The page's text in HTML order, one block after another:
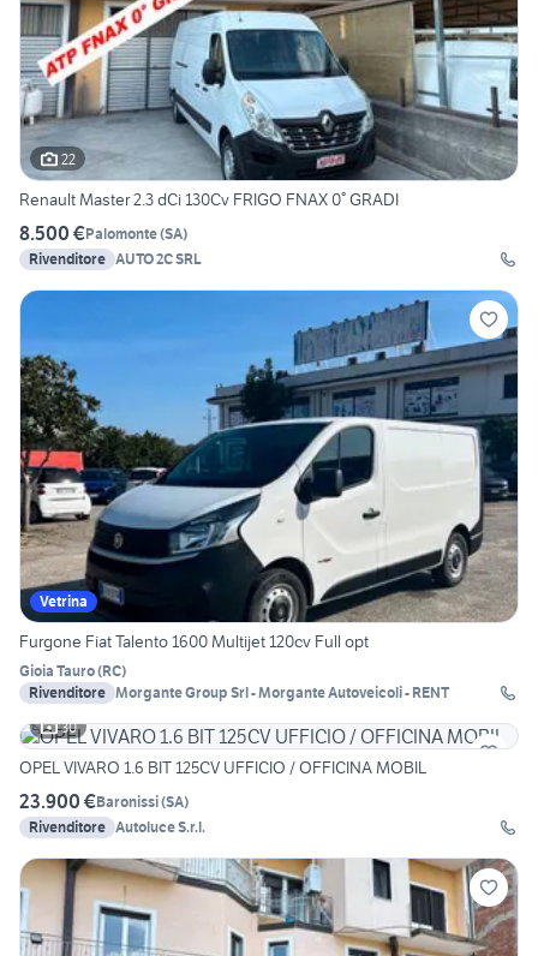
22
Renault Master 2.3 dCi 130Cv FRIGO FNAX 0° GRADI
8.500 €Palomonte(SA)
Rivenditore AUTO 2C SRL
Vetrina
Furgone Fiat Talento 1600 Multijet 120cv Full opt
Gioia Tauro(RC)
Rivenditore Morgante Group Srl - Morgante Autoveicoli - RENT
30
OPEL VIVARO 1.6 BIT 125CV UFFICIO / OFFICINA MOBIL
23.900 €Baronissi(SA)
Rivenditore Autoluce S.r.l.